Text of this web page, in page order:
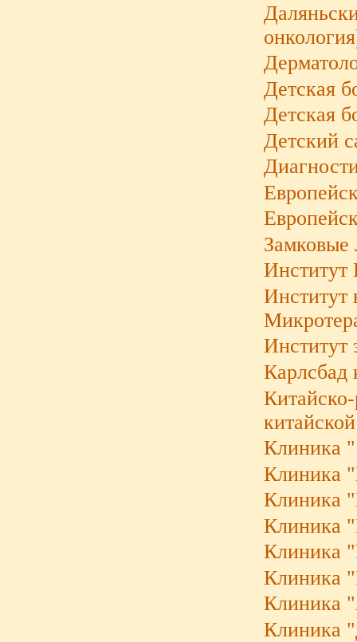
Детская
Детская
Детский
Замковые
Институт
Институт
Институт
Карлсбад
Клиника
Клиника
Клиника
Клиника
Клиника
Клиника
Клиника
Клиника